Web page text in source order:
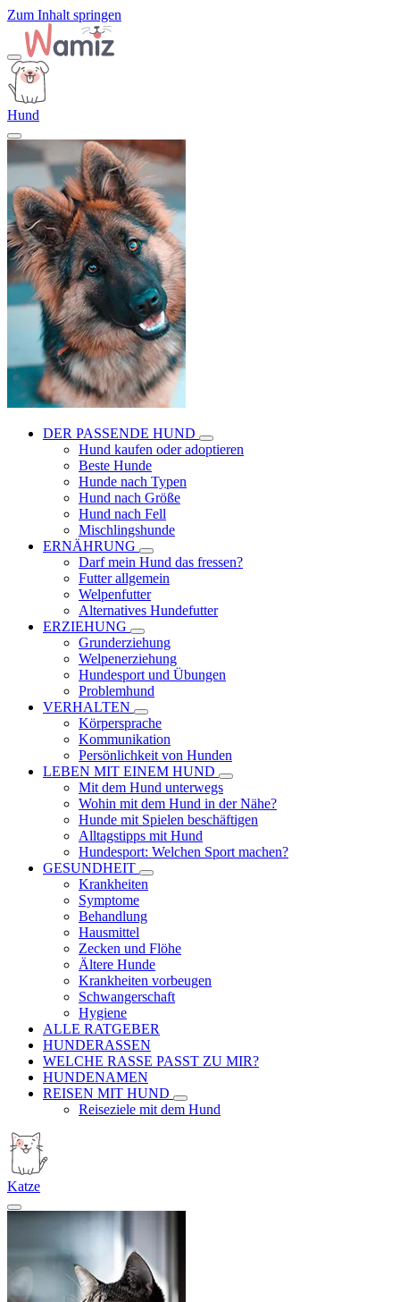
Zum Inhalt springen
Hund
DER PASSENDE HUND
Hund kaufen oder adoptieren
Beste Hunde
Hunde nach Typen
Hund nach Größe
Hund nach Fell
Mischlingshunde
ERNÄHRUNG
Darf mein Hund das fressen?
Futter allgemein
Welpenfutter
Alternatives Hundefutter
ERZIEHUNG
Grunderziehung
Welpenerziehung
Hundesport und Übungen
Problemhund
VERHALTEN
Körpersprache
Kommunikation
Persönlichkeit von Hunden
LEBEN MIT EINEM HUND
Mit dem Hund unterwegs
Wohin mit dem Hund in der Nähe?
Hunde mit Spielen beschäftigen
Alltagstipps mit Hund
Hundesport: Welchen Sport machen?
GESUNDHEIT
Krankheiten
Symptome
Behandlung
Hausmittel
Zecken und Flöhe
Ältere Hunde
Krankheiten vorbeugen
Schwangerschaft
Hygiene
ALLE RATGEBER
HUNDERASSEN
WELCHE RASSE PASST ZU MIR?
HUNDENAMEN
REISEN MIT HUND
Reiseziele mit dem Hund
Katze